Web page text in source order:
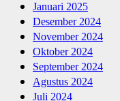
Januari 2025
Desember 2024
November 2024
Oktober 2024
September 2024
Agustus 2024
Juli 2024